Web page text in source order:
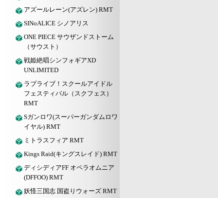
アズールレーン(アズレン) RMT
SINoALICE シノアリス
ONE PIECE サウザンドストーム
（サウスト）
戦姫絶唱シンフォギアXD
UNLIMITED
ラブライブ！スクールアイドル
フェスティバル（スクフェス）
RMT
Sガンロワ(スーパーガンダムロワ
イヤル) RMT
ミトラスフィア RMT
Kings Raid(キングスレイド) RMT
ディシディアFF オペラオムニア
(DFFOO) RMT
妖怪三国志 国盗りウォーズ RMT